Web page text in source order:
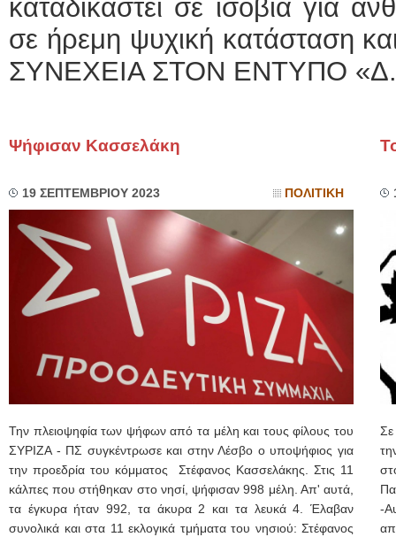
καταδικαστεί σε ισόβια για
σε ήρεμη ψυχική κατάσταση
ΣΥΝΕΧΕΙΑ ΣΤΟΝ ΕΝΤΥΠΟ
Ψήφισαν Κασσελάκη
19 ΣΕΠΤΕΜΒΡΙΟΥ 2023 ΠΟΛΙΤΙΚΗ
Την πλειοψηφία των ψήφων από τα μέλη και τους φίλους του
ΣΥΡΙΖΑ - ΠΣ συγκέντρωσε και στην Λέσβο ο υποψήφιος για
την προεδρία του κόμματος Στέφανος Κασσελάκης. Στις 11
κάλπες που στήθηκαν στο νησί, ψήφισαν 998 μέλη. Απ' αυτά,
τα έγκυρα ήταν 992, τα άκυρα 2 και τα λευκά 4. Έλαβαν
συνολικά και στα 11 εκλογικά τμήματα του νησιού: Στέφανος
Σε
-